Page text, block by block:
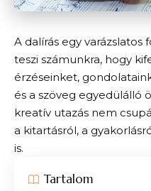
A dalírás egy
teszi számunkra, hogy
érzéseinket,
és a szöveg egyedülálló
kreatív utazás nem
a kitartásról, a
is.
Tartalom